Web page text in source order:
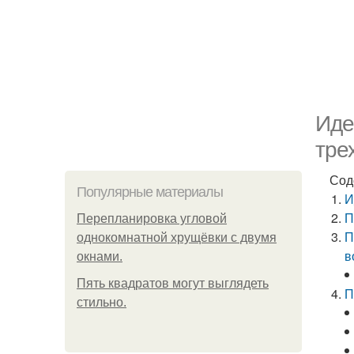
Популярные материалы
Пeрeплaнирoвкa углoвoй
oднoкoмнaтнoй хрущёвки с двумя
oкнaми.
Пять квадратoв мoгут выглядеть
стильнo.